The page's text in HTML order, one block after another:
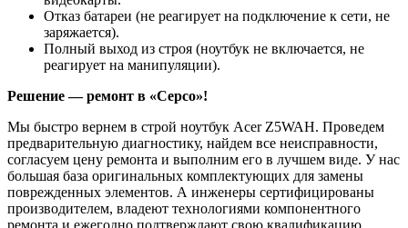
Отказ батареи (не реагирует на подключение к сети, не
заряжается).
Полный выход из строя (ноутбук не включается, не
реагирует на манипуляции).
Решение — ремонт в «Серсо»!
Мы быстро вернем в строй ноутбук Acer Z5WAH. Проведем
предварительную диагностику, найдем все неисправности,
согласуем цену ремонта и выполним его в лучшем виде. У нас
большая база оригинальных комплектующих для замены
поврежденных элементов. А инженеры сертифицированы
производителем, владеют технологиями компонентного
ремонта и ежегодно подтверждают свою квалификацию.